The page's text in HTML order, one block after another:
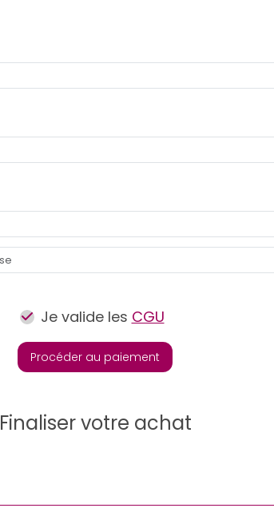
Je valide les CGU
Procéder au paiement
Finaliser votre achat